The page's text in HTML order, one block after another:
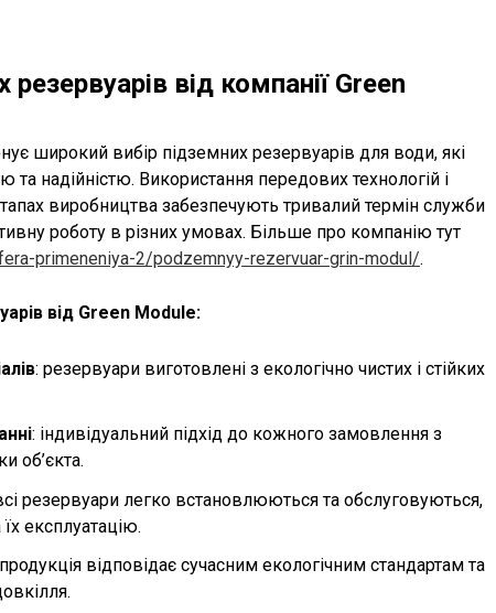
від компанії Green
широкий вибір підземних резервуарів для води, які
та надійністю. Використання передових технологій і
виробництва забезпечують тривалий термін служби
роботу в різних умовах. Більше про компанію тут
primeneniya-2/podzemnyy-rezervuar-grin-modul/.
від Green Module:
: резервуари виготовлені з екологічно чистих і стійких
: індивідуальний підхід до кожного замовлення з
об’єкта.
резервуари легко встановлюються та обслуговуються,
експлуатацію.
відповідає сучасним екологічним стандартам та